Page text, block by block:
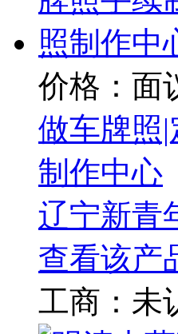
价格：面
做车牌照
制作中心
辽宁新青
查看该产
工商： 未